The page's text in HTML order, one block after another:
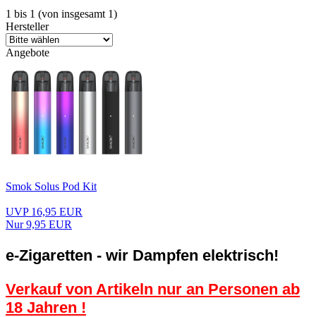
1 bis 1 (von insgesamt 1)
Hersteller
Angebote
Smok Solus Pod Kit
UVP 16,95 EUR
Nur 9,95 EUR
e-Zigaretten - wir Dampfen elektrisch!
Verkauf von Artikeln nur an Personen ab
18 Jahren !